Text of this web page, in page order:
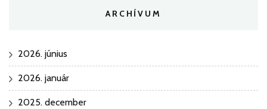
ARCHÍVUM
2026. június
2026. január
2025. december